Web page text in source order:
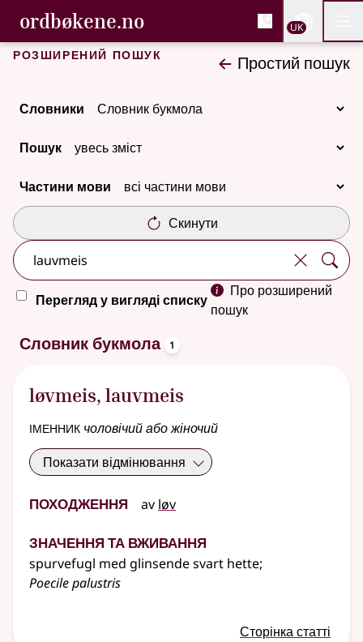
Перейти до основного вмісту
Доступність
ordbøkene.no, Cловник букмола та
Cловник букмола та Словник нюношка
UK
Розширений пошук Простий пошук
Словники
Пошук
Частини мови
Скинути
Перегляд у вигляді списку
Про розширений
пошук
Один результат
Словник букмола 1
løvmeis, lauvmeis
іменник чоловічий або жіночий
Показати відмінювання
Походження av løv
Значення та вживання
spurvefugl med glinsende svart hette;
Poecile palustris
Сторінка статті